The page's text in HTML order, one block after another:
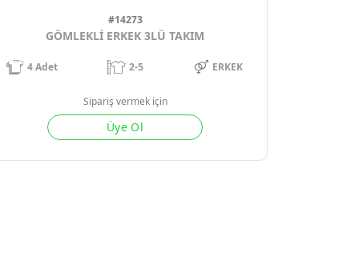
#14273
GÖMLEKLİ ERKEK 3LÜ TAKIM
4Adet 2-5 ERKEK
Sipariş vermek için
Üye Ol